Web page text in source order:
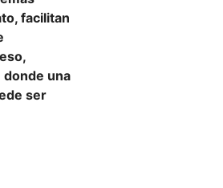
facilitan
una
ser